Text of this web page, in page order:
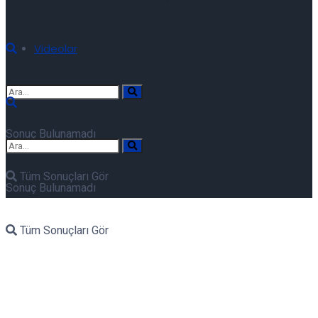
Sonuç Bulunamadı
Tüm Sonuçları Gör
Videolar
Sonuç Bulunamadı
Tüm Sonuçları Gör